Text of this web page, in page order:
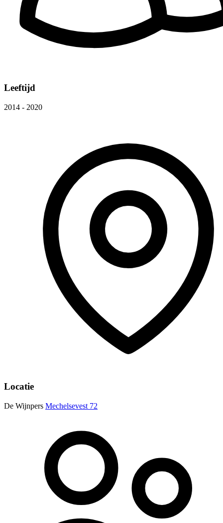
Leeftijd
2014 - 2020
Locatie
De Wijnpers Mechelsevest 72